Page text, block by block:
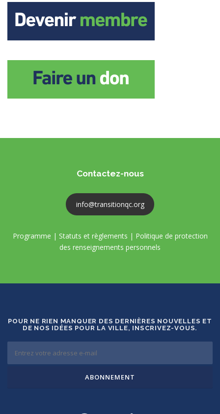
Contactez-nous
info@transitionqc.org
Programme | Statuts et règlements | Politique de protection
des renseignements personnels
POUR NE RIEN MANQUER DES DERNIÈRES NOUVELLES ET
DE NOS IDÉES POUR LA VILLE, INSCRIVEZ-VOUS.